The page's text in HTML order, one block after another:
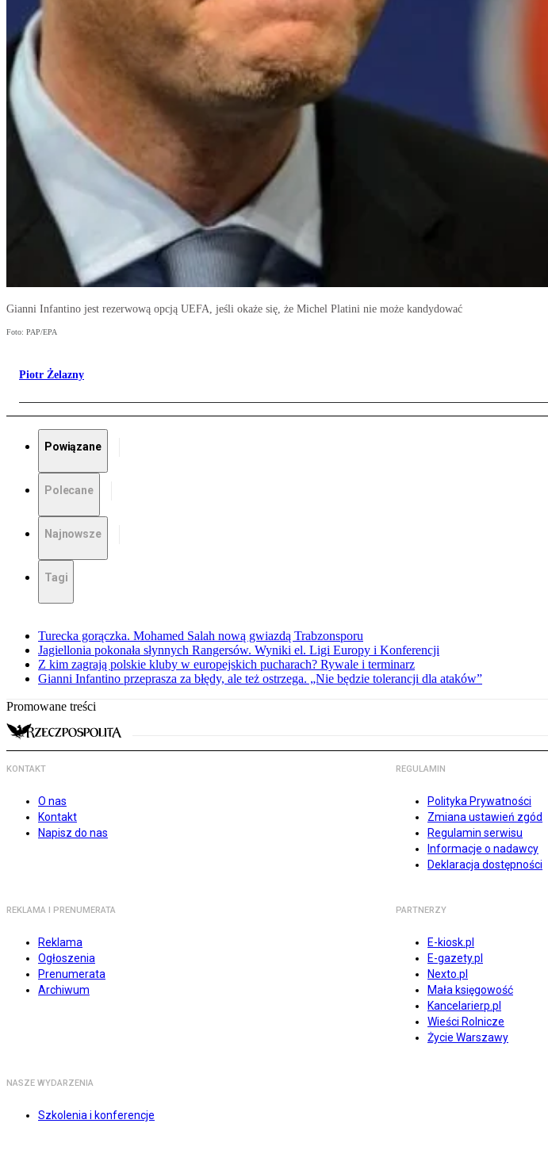
Gianni Infantino jest rezerwową opcją UEFA, jeśli okaże się, że Michel Platini nie może kandydować
Foto: PAP/EPA
Piotr Żelazny
Powiązane
Polecane
Najnowsze
Tagi
Turecka gorączka. Mohamed Salah nową gwiazdą Trabzonsporu
Jagiellonia pokonała słynnych Rangersów. Wyniki el. Ligi Europy i Konferencji
Z kim zagrają polskie kluby w europejskich pucharach? Rywale i terminarz
Gianni Infantino przeprasza za błędy, ale też ostrzega. „Nie będzie tolerancji dla ataków”
Promowane treści
KONTAKT
O nas
Kontakt
Napisz do nas
REGULAMIN
Polityka Prywatności
Zmiana ustawień zgód
Regulamin serwisu
Informacje o nadawcy
Deklaracja dostępności
REKLAMA I PRENUMERATA
Reklama
Ogłoszenia
Prenumerata
Archiwum
PARTNERZY
E-kiosk.pl
E-gazety.pl
Nexto.pl
Mała księgowość
Kancelarierp.pl
Wieści Rolnicze
Życie Warszawy
NASZE WYDARZENIA
Szkolenia i konferencje